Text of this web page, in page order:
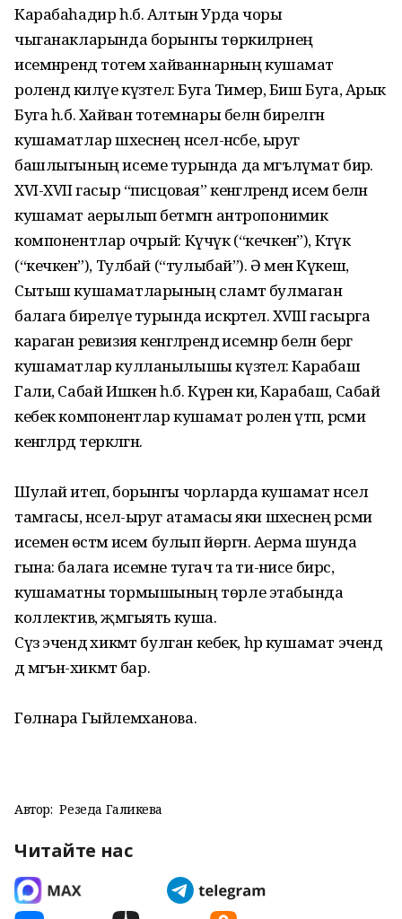
Карабаһадир һ.б. Алтын Урда чоры
чыганакларында борынгы төркиләрнең
исемнәрендә тотем хайваннарның кушамат
ролендә килүе күзәтелә: Буга Тимер, Биш Буга, Арык
Буга һ.б. Хайван тотемнары белән бирелгән
кушаматлар шәхеснең нәсел-нәсәбе, ыруг
башлыгының исеме турында да мәгълүмат бирә.
XVI-XVII гасыр “писцовая” кенәгәләрендә исем белән
кушамат аерылып бетмәгән антропонимик
компонентлар очрый: Күчүк (“кечкенә”), Кәтүк
(“кечкенә”), Тулбай (“тулыбай”). Ә менә Күкеш,
Сытыш кушаматларының сәламәт булмаган
балага бирелүе турында искәртелә. XVIII гасырга
караган ревизия кенәгәләрендә исемнәр белән бергә
кушаматлар кулланылышы күзәтелә: Карабаш
Гали, Сабай Ишкенә һ.б. Күренә ки, Карабаш, Сабай
кебек компонентлар кушамат ролен үтәп, рәсми
кенәгәләрдә теркәлгән.
Шулай итеп, борынгы чорларда кушамат нәсел
тамгасы, нәсел-ыруг атамасы яки шәхеснең рәсми
исеменә өстәмә исем булып йөргән. Аерма шунда
гына: балага исемне тугач та әти-әнисе бирсә,
кушаматны тормышының төрле этабында
коллектив, җәмгыять куша.
Сүз эчендә хикмәт булган кебек, һәр кушамат эчендә
дә мәгънә-хикмәт бар.
Гөлнара Гыйлемханова.
Автор: Резеда Галикәева
Читайте нас